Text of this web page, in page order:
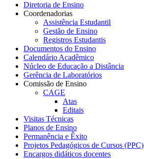
Diretoria de Ensino
Coordenadorias
Assistência Estudantil
Gestão de Ensino
Registros Estudantis
Documentos do Ensino
Calendário Acadêmico
Núcleo de Educação a Distância
Gerência de Laboratórios
Comissão de Ensino
CAGE
Atas
Editais
Visitas Técnicas
Planos de Ensino
Permanência e Êxito
Projetos Pedagógicos de Cursos (PPC)
Encargos didáticos docentes